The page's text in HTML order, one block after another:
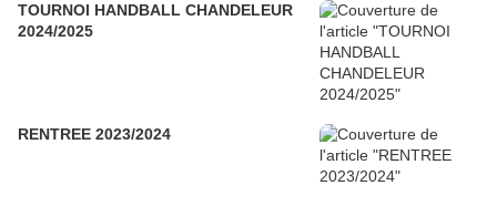
TOURNOI HANDBALL CHANDELEUR
2024/2025
RENTREE 2023/2024